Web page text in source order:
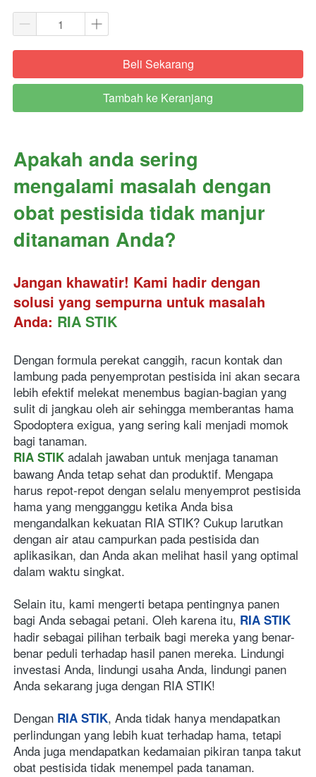
`Beli Sekarang
`
Tambah ke Keranjang
Apakah anda sering
mengalami masalah dengan
obat pestisida tidak manjur
ditanaman Anda?
Jangan khawatir! Kami hadir dengan
solusi yang sempurna untuk masalah
Anda: RIA STIK
Dengan formula perekat canggih, racun kontak dan
lambung pada penyemprotan pestisida ini akan secara
lebih efektif melekat menembus bagian-bagian yang
sulit di jangkau oleh air sehingga memberantas hama
Spodoptera exigua, yang sering kali menjadi momok
bagi tanaman.
RIA STIK adalah jawaban untuk menjaga tanaman
bawang Anda tetap sehat dan produktif. Mengapa
harus repot-repot dengan selalu menyemprot pestisida
hama yang mengganggu ketika Anda bisa
mengandalkan kekuatan RIA STIK? Cukup larutkan
dengan air atau campurkan pada pestisida dan
aplikasikan, dan Anda akan melihat hasil yang optimal
dalam waktu singkat.
Selain itu, kami mengerti betapa pentingnya panen
bagi Anda sebagai petani. Oleh karena itu, RIA STIK
hadir sebagai pilihan terbaik bagi mereka yang benar-
benar peduli terhadap hasil panen mereka. Lindungi
investasi Anda, lindungi usaha Anda, lindungi panen
Anda sekarang juga dengan RIA STIK!
Dengan RIA STIK, Anda tidak hanya mendapatkan
perlindungan yang lebih kuat terhadap hama, tetapi
Anda juga mendapatkan kedamaian pikiran tanpa takut
obat pestisida tidak menempel pada tanaman.